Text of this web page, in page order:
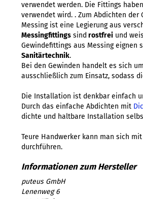
verwendet werden. Die Fittings
verwendet wird. . Zum Abdichten
Messing ist eine Legierung aus
Messingfittings sind rostfrei und
Gewindefittings aus Messing eignen
Sanitärtechnik.
Bei den Gewinden handelt es sich
ausschließlich zum Einsatz, sodass
Die Installation ist denkbar einfach
Durch das einfache Abdichten mit
dichte und haltbare Installation
​Teure Handwerker kann man sich
durchführen.
puteus GmbH
Lenenweg 6